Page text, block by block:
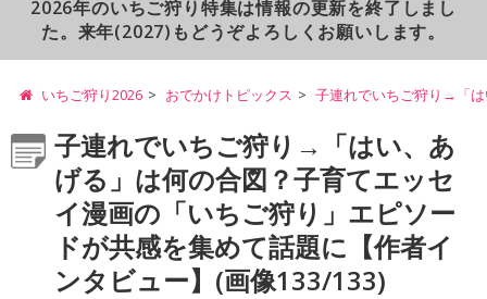
2026年のいちご狩り特集は情報の更新を終了しまし
た。来年(2027)もどうぞよろしくお願いします。
いちご狩り2026 おでかけトピックス 子連れでいちご狩り→「は
子連れでいちご狩り→「はい、あ
げる」は何の合図？子育てエッセ
イ漫画の「いちご狩り」エピソー
ドが共感を集めて話題に【作者イ
ンタビュー】(画像133/133)